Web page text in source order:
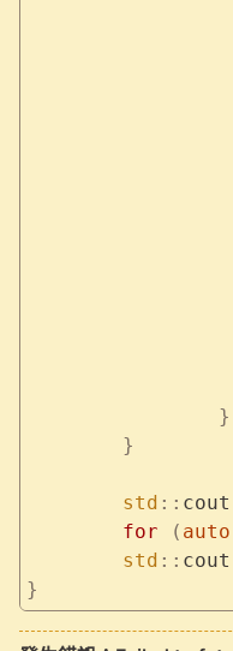
		}
	}
	std
:: cout
	for
( auto
	std
:: cout
}